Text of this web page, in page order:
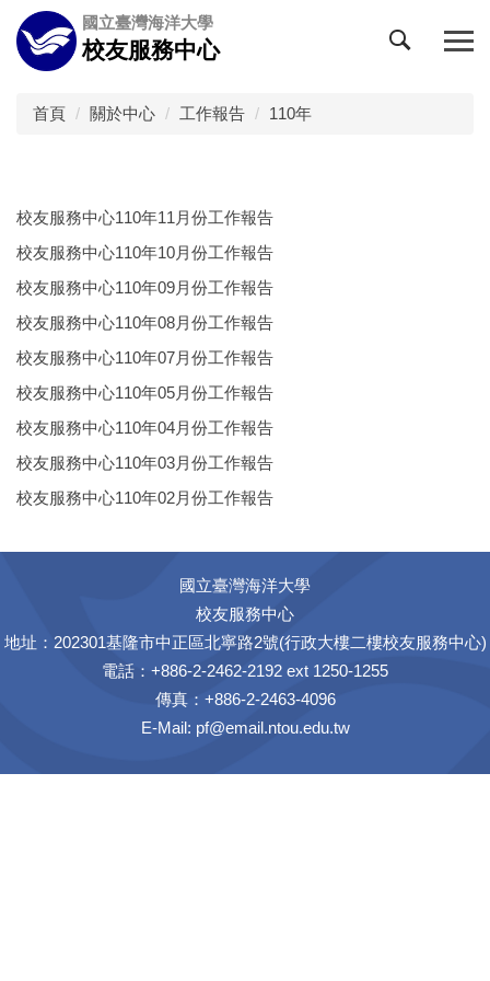
跳
到
主
國立臺灣海洋大學
校友服務中心
首頁 關於中心 工作報告 110年
校友服務中心110年11月份工作報告
校友服務中心110年10月份工作報告
校友服務中心110年09月份工作報告
校友服務中心110年08月份工作報告
校友服務中心110年07月份工作報告
校友服務中心110年05月份工作報告
校友服務中心110年04月份工作報告
校友服務中心110年03月份工作報告
校友服務中心110年02月份工作報告
國立臺灣海洋大學
校友服務中心
地址：202301基隆市中正區北寧路2號(行政大樓二樓校友服務中心)
電話：+886-2-2462-2192 ext 1250-1255
傳真：+886-2-2463-4096
E-Mail: pf@email.ntou.edu.tw